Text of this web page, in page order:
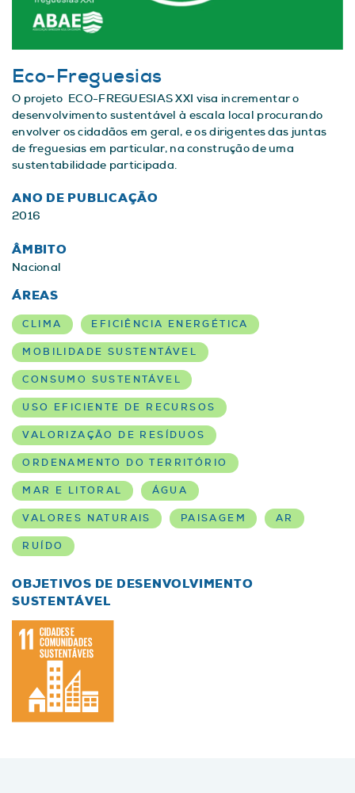
Eco-Freguesias
O projeto ECO-FREGUESIAS XXI visa incrementar o
desenvolvimento sustentável à escala local procurando
envolver os cidadãos em geral, e os dirigentes das juntas
de freguesias em particular, na construção de uma
sustentabilidade participada.
ANO DE PUBLICAÇÃO
2016
ÂMBITO
Nacional
ÁREAS
CLIMA EFICIÊNCIA ENERGÉTICA
MOBILIDADE SUSTENTÁVEL
CONSUMO SUSTENTÁVEL
USO EFICIENTE DE RECURSOS
VALORIZAÇÃO DE RESÍDUOS
ORDENAMENTO DO TERRITÓRIO
MAR E LITORAL ÁGUA
VALORES NATURAIS PAISAGEM AR
RUÍDO
OBJETIVOS DE DESENVOLVIMENTO
SUSTENTÁVEL